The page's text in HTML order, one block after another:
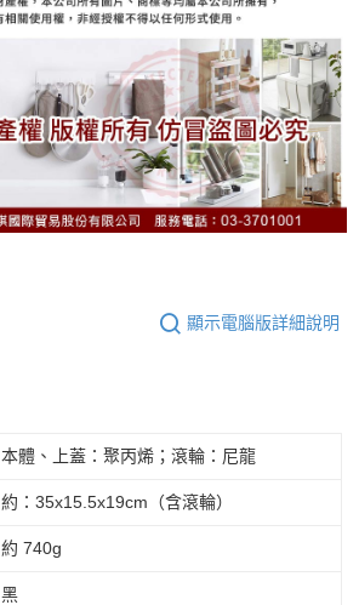
顯示電腦版詳細說明
本體、上蓋：聚丙烯；滾輪：尼龍
約：35x15.5x19cm（含滾輪）
約 740g
黑